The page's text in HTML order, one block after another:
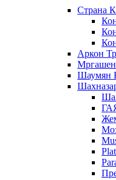
Страна
Аркон
Мргашен
Шаумян